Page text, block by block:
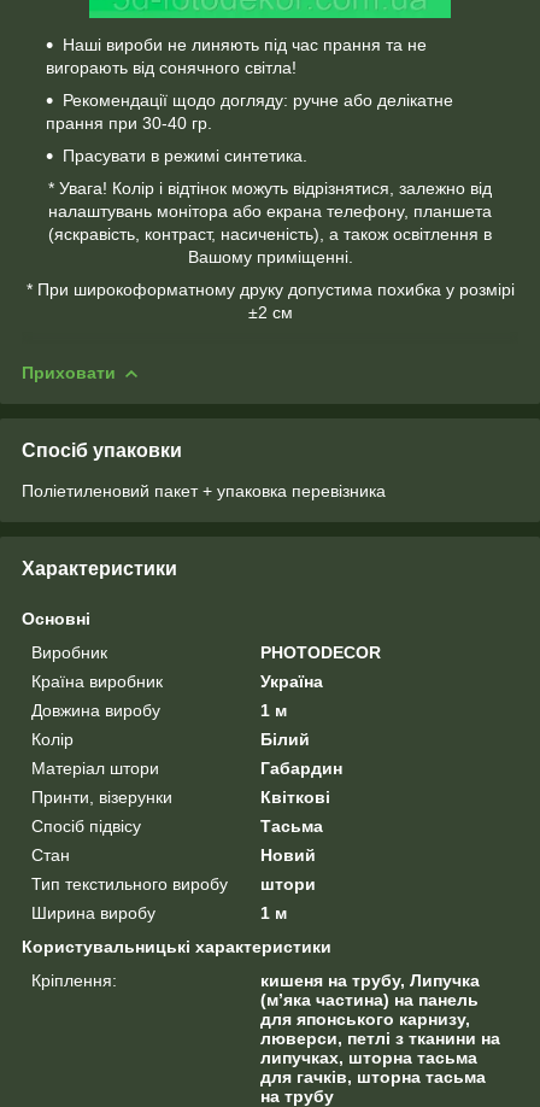
Наші вироби не линяють під час прання та не
вигорають від сонячного світла!
Рекомендації щодо догляду: ручне або делікатне
прання при 30-40 гр.
Прасувати в режимі синтетика.
* Увага! Колір і відтінок можуть відрізнятися, залежно від
налаштувань монітора або екрана телефону, планшета
(яскравість, контраст, насиченість), а також освітлення в
Вашому приміщенні.
* При широкоформатному друку допустима похибка у розмірі
±2 см
Приховати
Спосіб упаковки
Поліетиленовий пакет + упаковка перевізника
Характеристики
Основні
Виробник
PHOTODECOR
Країна виробник
Україна
Довжина виробу
1 м
Колір
Білий
Матеріал штори
Габардин
Принти, візерунки
Квіткові
Спосіб підвісу
Тасьма
Стан
Новий
Тип текстильного виробу
штори
Ширина виробу
1 м
Користувальницькі характеристики
Кріплення:
кишеня на трубу, Липучка
(м’яка частина) на панель
для японського карнизу,
люверси, петлі з тканини на
липучках, шторна тасьма
для гачків, шторна тасьма
на трубу